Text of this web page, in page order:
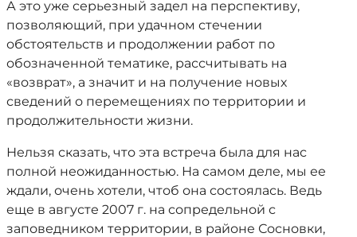
А это уже серьезный задел на перспективу,
позволяющий, при удачном стечении
обстоятельств и продолжении работ по
обозначенной тематике, рассчитывать на
«возврат», а значит и на получение новых
сведений о перемещениях по территории и
продолжительности жизни.
Нельзя сказать, что эта встреча была для нас
полной неожиданностью. На самом деле, мы ее
ждали, очень хотели, чтоб она состоялась. Ведь
еще в августе 2007 г. на сопредельной с
заповедником территории, в районе Сосновки,